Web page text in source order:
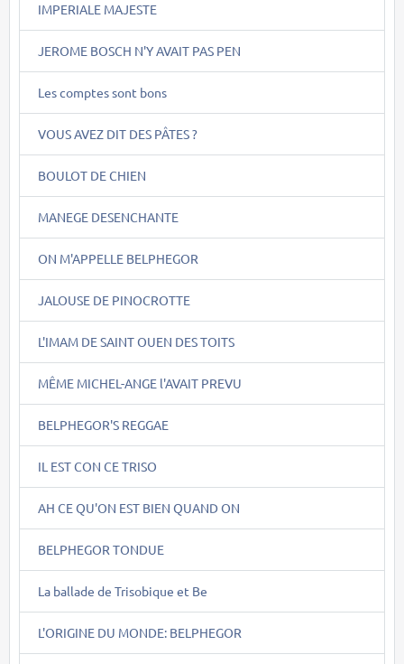
IMPERIALE MAJESTE
JEROME BOSCH N'Y AVAIT PAS PEN
Les comptes sont bons
VOUS AVEZ DIT DES PÂTES ?
BOULOT DE CHIEN
MANEGE DESENCHANTE
ON M'APPELLE BELPHEGOR
JALOUSE DE PINOCROTTE
L'IMAM DE SAINT OUEN DES TOITS
MÊME MICHEL-ANGE l'AVAIT PREVU
BELPHEGOR'S REGGAE
IL EST CON CE TRISO
AH CE QU'ON EST BIEN QUAND ON
BELPHEGOR TONDUE
La ballade de Trisobique et Be
L'ORIGINE DU MONDE: BELPHEGOR